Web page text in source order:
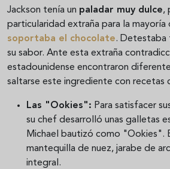
Jackson tenía un paladar muy dulce,
particularidad extraña para la mayoría
soportaba el chocolate. Detestaba
su sabor. Ante esta extraña
estadounidense encontraron
saltarse este ingrediente con recetas
Las "Ookies": Para satisfacer
su chef desarrolló unas galletas
Michael bautizó como "Ookies".
mantequilla de nuez, jarabe de
integral.